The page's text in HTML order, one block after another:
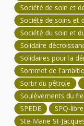
Société de soin et
Société de soins et
Société du soin et
Solidaire
Solidaires pour la
Sommet de
Sortir du pétrole
Soulèvements du
SPEDE
SPQ-libre
Ste-Marie-St-